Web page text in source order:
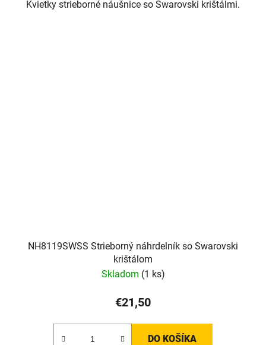
Kvietky strieborné náušnice so Swarovski krištálmi.
NH8119SWSS Strieborný náhrdelník so Swarovski
krištálom
Skladom (1 ks)
€21,50
DO KOŠÍKA